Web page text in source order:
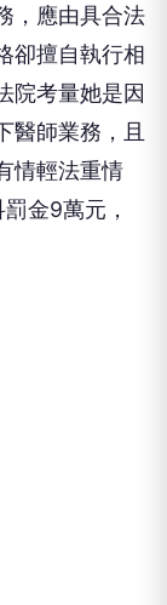
卻擅自執行相
院考量她是因
醫師業務，且
情輕法重情
金9萬元，